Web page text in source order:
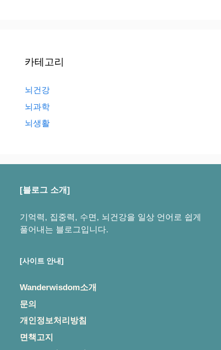
카테고리
뇌건강
뇌과학
뇌생활
[블로그 소개]
기억력, 집중력, 수면, 뇌건강을 일상 언어로 쉽게
풀어내는 블로그입니다.
[사이트 안내]
Wanderwisdom소개
문의
개인정보처리방침
면책고지